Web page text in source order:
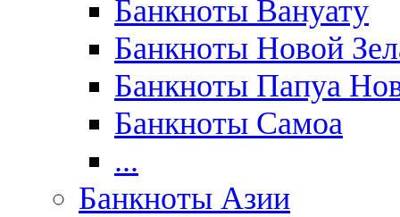
Банкноты Вануату
Банкноты Новой
Банкноты Папуа
Банкноты Самоа
...
Банкноты Азии